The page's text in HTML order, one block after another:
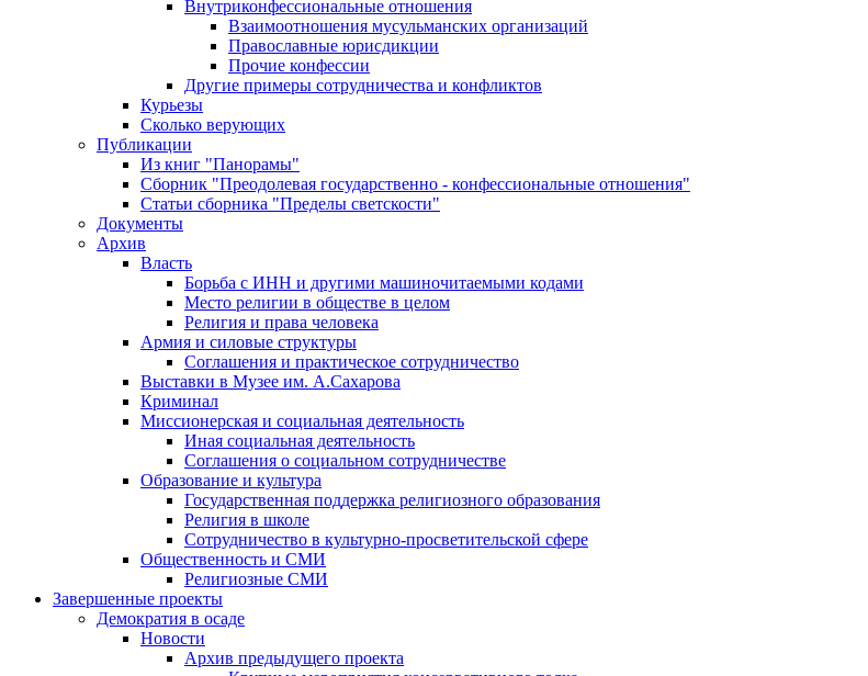
Внутриконфессиональные отношения
Взаимоотношения мусульманских организаций
Православные юрисдикции
Прочие конфессии
Другие примеры сотрудничества и конфликтов
Курьезы
Сколько верующих
Публикации
Из книг "Панорамы"
Сборник "Преодолевая государственно - конфессиональные отношения"
Статьи сборника "Пределы светскости"
Документы
Архив
Власть
Борьба с ИНН и другими машиночитаемыми кодами
Место религии в обществе в целом
Религия и права человека
Армия и силовые структуры
Соглашения и практическое сотрудничество
Выставки в Музее им. А.Сахарова
Криминал
Миссионерская и социальная деятельность
Иная социальная деятельность
Соглашения о социальном сотрудничестве
Образование и культура
Государственная поддержка религиозного образования
Религия в школе
Сотрудничество в культурно-просветительской сфере
Общественность и СМИ
Религиозные СМИ
Завершенные проекты
Демократия в осаде
Новости
Архив предыдущего проекта